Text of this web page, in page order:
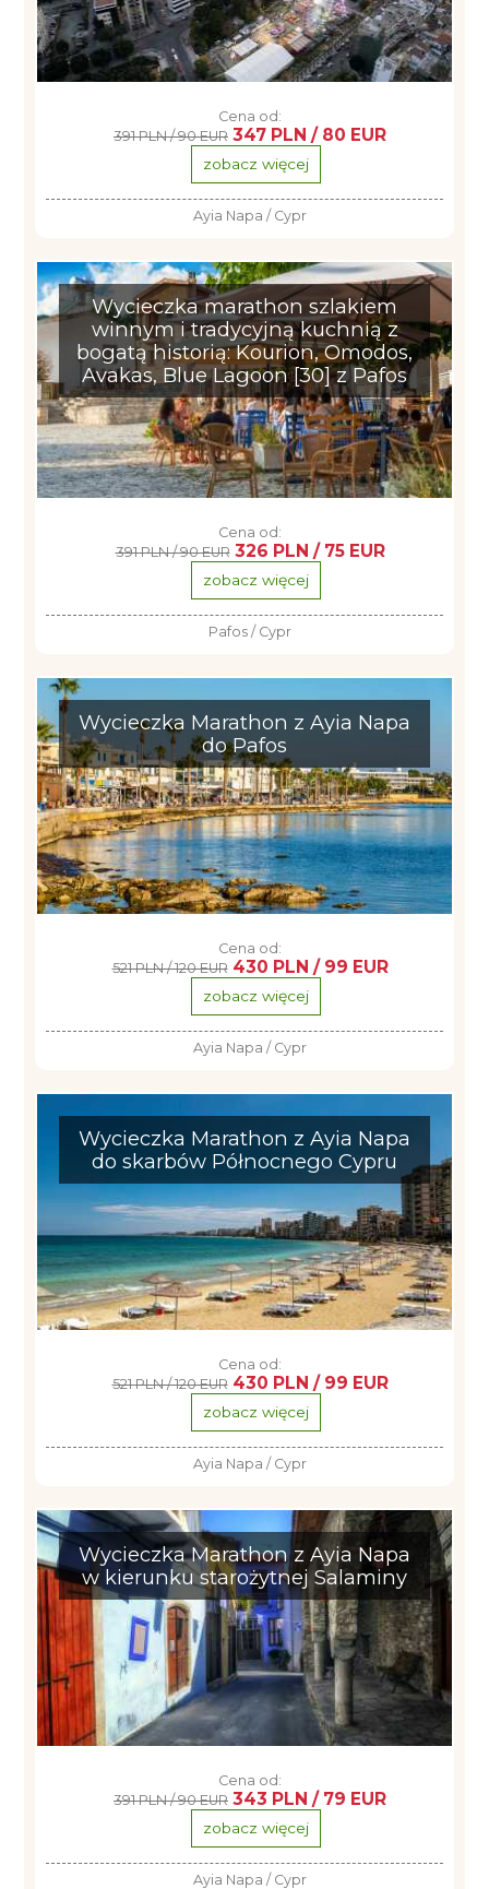
Cena od:
391 PLN / 90 EUR 347 PLN / 80 EUR
zobacz więcej
Ayia Napa / Cypr
Wycieczka marathon szlakiem
winnym i tradycyjną kuchnią z
bogatą historią: Kourion, Omodos,
Avakas, Blue Lagoon [30] z Pafos
Cena od:
391 PLN / 90 EUR 326 PLN / 75 EUR
zobacz więcej
Pafos / Cypr
Wycieczka Marathon z Ayia Napa
do Pafos
Cena od:
521 PLN / 120 EUR 430 PLN / 99 EUR
zobacz więcej
Ayia Napa / Cypr
Wycieczka Marathon z Ayia Napa
do skarbów Północnego Cypru
Cena od:
521 PLN / 120 EUR 430 PLN / 99 EUR
zobacz więcej
Ayia Napa / Cypr
Wycieczka Marathon z Ayia Napa
w kierunku starożytnej Salaminy
Cena od:
391 PLN / 90 EUR 343 PLN / 79 EUR
zobacz więcej
Ayia Napa / Cypr